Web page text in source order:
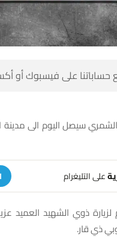
حساباتنا على فيسبوك أو
سيصل اليوم الى مدينة
على التليغرام
ذوي الشهيد العميد
ذي قار.